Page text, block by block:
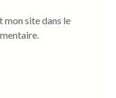
mon site dans le